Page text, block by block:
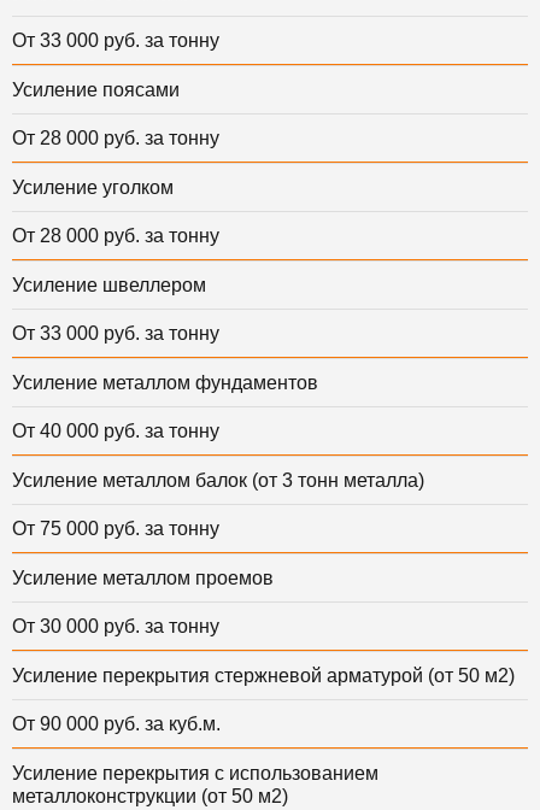
От 33 000 руб. за тонну
Усиление поясами
От 28 000 руб. за тонну
Усиление уголком
От 28 000 руб. за тонну
Усиление швеллером
От 33 000 руб. за тонну
Усиление металлом фундаментов
От 40 000 руб. за тонну
Усиление металлом балок (от 3 тонн металла)
От 75 000 руб. за тонну
Усиление металлом проемов
От 30 000 руб. за тонну
Усиление перекрытия стержневой арматурой (от 50 м2)
От 90 000 руб. за куб.м.
Усиление перекрытия с использованием
металлоконструкции (от 50 м2)